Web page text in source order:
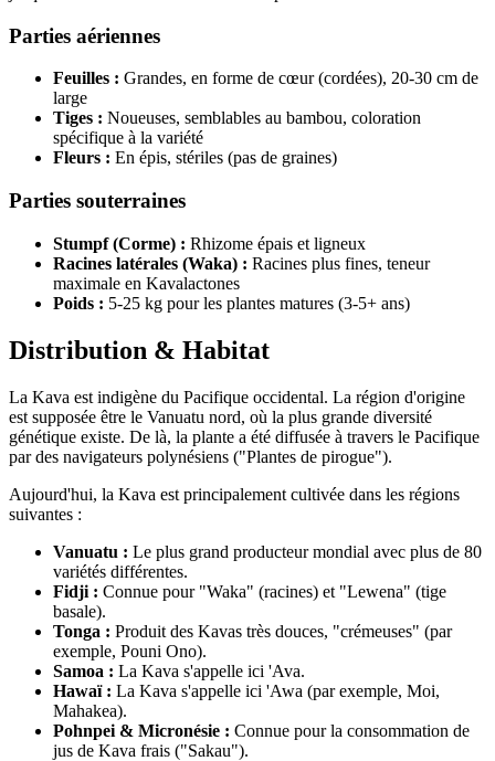
Parties aériennes
Feuilles : Grandes, en forme de cœur (cordées), 20-30 cm de
large
Tiges : Noueuses, semblables au bambou, coloration
spécifique à la variété
Fleurs : En épis, stériles (pas de graines)
Parties souterraines
Stumpf (Corme) : Rhizome épais et ligneux
Racines latérales (Waka) : Racines plus fines, teneur
maximale en Kavalactones
Poids : 5-25 kg pour les plantes matures (3-5+ ans)
Distribution & Habitat
La Kava est indigène du Pacifique occidental. La région d'origine
est supposée être le Vanuatu nord, où la plus grande diversité
génétique existe. De là, la plante a été diffusée à travers le Pacifique
par des navigateurs polynésiens ("Plantes de pirogue").
Aujourd'hui, la Kava est principalement cultivée dans les régions
suivantes :
Vanuatu : Le plus grand producteur mondial avec plus de 80
variétés différentes.
Fidji : Connue pour "Waka" (racines) et "Lewena" (tige
basale).
Tonga : Produit des Kavas très douces, "crémeuses" (par
exemple, Pouni Ono).
Samoa : La Kava s'appelle ici 'Ava.
Hawaï : La Kava s'appelle ici 'Awa (par exemple, Moi,
Mahakea).
Pohnpei & Micronésie : Connue pour la consommation de
jus de Kava frais ("Sakau").